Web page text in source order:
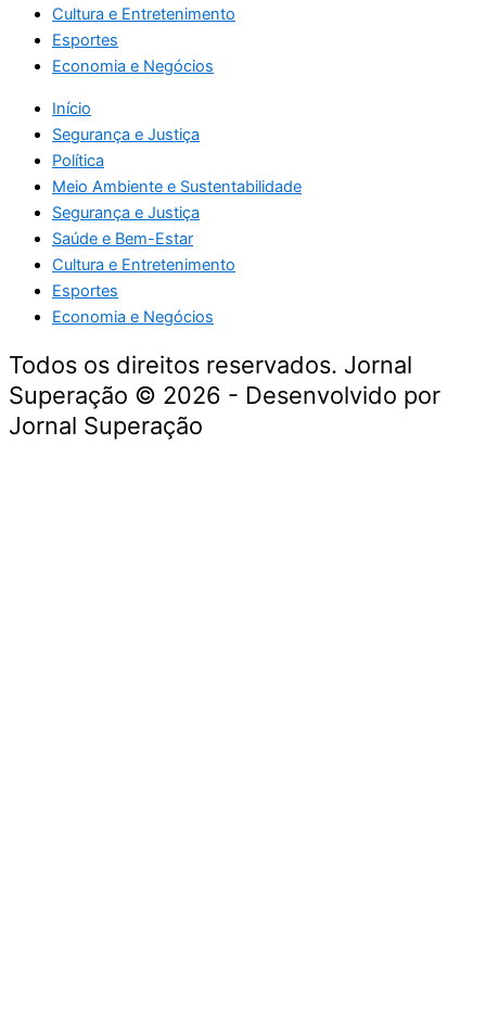
Cultura e Entretenimento
Esportes
Economia e Negócios
Início
Segurança e Justiça
Política
Meio Ambiente e Sustentabilidade
Segurança e Justiça
Saúde e Bem-Estar
Cultura e Entretenimento
Esportes
Economia e Negócios
Todos os direitos reservados. Jornal
Superação © 2026 - Desenvolvido por
Jornal Superação